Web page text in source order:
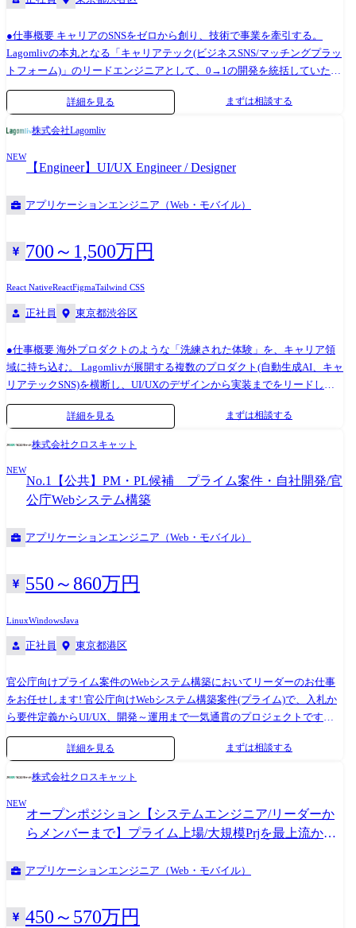
様々な業界のビジネス課題に触れることができ、これにより技術的な解
決策をどのように進めるべきかというビジネススキルも身につけること
ができます。 さらに、システム全体の設計を行う機会もあり、その経験
はシステムアーキテクトへのキャリアアップへ繋げることができます。
・自社開発プロジェクト ・様々な業界の企業様のクラウド移行 ・クラウ
ド導入のサポート 等 ●組織構成・環境 BizDev Division / Tech Team 代表
PyCharm ・NeoVim ○Terminal ・iTerm2 ・WezTerm etc ○Python ・uv
・pyenv + virtualenv ・conda/mamba etc ○Docker ○GitHub 【従事すべ
き業務】 ・入社後1年間は変更なし。 ・スキルやキャリアを考慮し双方
同意の元、変更する場合があります。
●仕事概要 キャリアのSNSをゼロから創り、技術で事業を牽引する。
Lagomlivの本丸となる「キャリアテック(ビジネスSNS/マッチングプラッ
トフォーム)」のリードエンジニアとして、0→1の開発を統括していただ
きます。 個人のパーソナルデータをどう取得し、どうマッチングさせる
かの設計を一気通貫で担当。 代表(PMM側)の構想をエンジニアリング
(PDM側)に変換し、自ら手を動かしながらチームを指揮する、技術部門
キテクチャ設計 ・ビジネスSNS・マッチングプラットフォームのゼロか
らの設計、開発 ・マッチングアルゴリズムの構築とデータ信憑性の担保
02.開発チームのマネジメント ・業務委託エンジニアへの指示出し、コー
ドレビュー、進捗管理 ・技術選定および、将来的な正社員エンジニア採
り、ユーザーフィードバックを受けて作り直す、シード期特有の開発推
進
詳細を見る まずは相談する
株式会社Lagomliv
NEW
【Engineer】UI/UX Engineer / Designer
アプリケーションエンジニア（Web・モバイル）
700～1,500万円
React NativeReactFigmaTailwind CSS
正社員 東京都渋谷区
●仕事概要 海外プロダクトのような「洗練された体験」を、キャリア領
域に持ち込む。 Lagomlivが展開する複数のプロダクト(自動生成AI、キャ
リアテックSNS)を横断し、UI/UXのデザインから実装までをリードして
いただきます。 代表の山中が重視するのは、日本の既存サービスにあり
がちな硬いUIではなく、 海外の最新スタートアップのような、URLを送
ン・実装する役割を担っていただきます。 ●具体的な業務内容 01.プロダ
クト横断のUI/UXデザイン・実装 ・キャリア情報を「スコアリング」し
可視化するための、直感的でモダンなUIデザイン ・React/Next.js等を用
ーザー体験のハック ・「データを入力したくなる」インセンティブ設計
詳細を見る まずは相談する
株式会社クロスキャット
NEW
No.1【公共】PM・PL候補 プライム案件・自社開発/官
公庁Webシステム構築
アプリケーションエンジニア（Web・モバイル）
550～860万円
LinuxWindowsJava
正社員 東京都港区
官公庁向けプライム案件のWebシステム構築においてリーダーのお仕事
をお任せします! 官公庁向けWebシステム構築案件(プライム)で、入札か
ら要件定義からUI/UX、開発～運用まで一気通貫のプロジェクトです。
ポジション:ご経験やスキルに応じて段階的にお任せします。 ① 5～10名
規模のチームリーダー(顧客折衝、チーム管理、開発およびレビュー) ②
複数チームを統括するグループリーダー(顧客折衝、プロジェクト管理)
OS:Windows、Linux
詳細を見る まずは相談する
株式会社クロスキャット
NEW
オープンポジション【システムエンジニア/リーダーか
らメンバーまで】プライム上場/大規模Prjを最上流から
アプリケーションエンジニア（Web・モバイル）
450～570万円